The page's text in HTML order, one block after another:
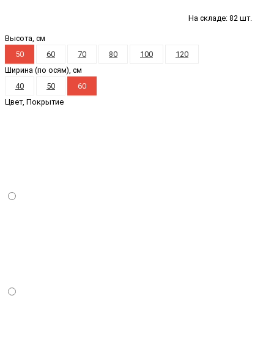
На складе: 82 шт.
Высота, см
50
60 70 80 100
120
Ширина (по осям), см
40
50
60
Цвет, Покрытие